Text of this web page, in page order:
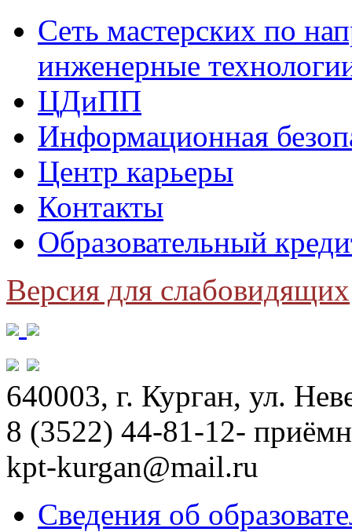
Сеть мастерских по
инженерные
ЦДиПП
Информационная
Центр карьеры
Контакты
Образовательный
Версия для слабовидящих
640003, г. Курган, ул.
8 (3522) 44-81-12-
kpt-kurgan@mail.ru
Сведения об